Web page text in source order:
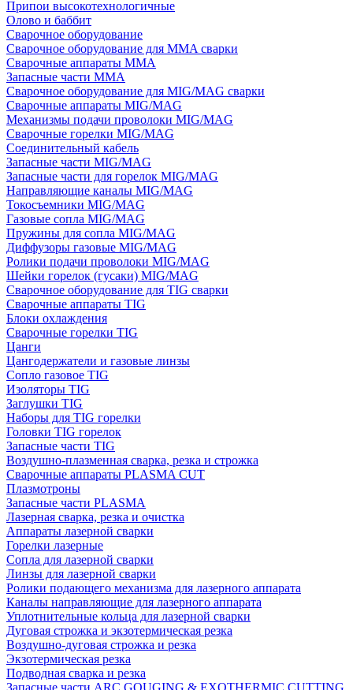
Припои высокотехнологичные
Олово и баббит
Сварочное оборудование
Сварочное оборудование для MMA сварки
Сварочные аппараты MMA
Запасные части MMA
Сварочное оборудование для MIG/MAG сварки
Сварочные аппараты MIG/MAG
Механизмы подачи проволоки MIG/MAG
Сварочные горелки MIG/MAG
Соединительный кабель
Запасные части MIG/MAG
Запасные части для горелок MIG/MAG
Направляющие каналы MIG/MAG
Токосъемники MIG/MAG
Газовые сопла MIG/MAG
Пружины для сопла MIG/MAG
Диффузоры газовые MIG/MAG
Ролики подачи проволоки MIG/MAG
Шейки горелок (гусаки) MIG/MAG
Сварочное оборудование для TIG сварки
Сварочные аппараты TIG
Блоки охлаждения
Сварочные горелки TIG
Цанги
Цангодержатели и газовые линзы
Сопло газовое TIG
Изоляторы TIG
Заглушки TIG
Наборы для TIG горелки
Головки TIG горелок
Запасные части TIG
Воздушно-плазменная сварка, резка и строжка
Сварочные аппараты PLASMA CUT
Плазмотроны
Запасные части PLASMA
Лазерная сварка, резка и очистка
Аппараты лазерной сварки
Горелки лазерные
Сопла для лазерной сварки
Линзы для лазерной сварки
Ролики подающего механизма для лазерного аппарата
Каналы направляющие для лазерного аппарата
Уплотнительные кольца для лазерной сварки
Дуговая строжка и экзотермическая резка
Воздушно-дуговая строжка и резка
Экзотермическая резка
Подводная сварка и резка
Запасные части ARC GOUGING & EXOTHERMIC CUTTING